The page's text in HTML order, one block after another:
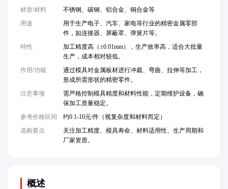
概述
材质/材料
不锈钢、碳钢、铝合金、铜合金等
用途
用于生产电子、汽车、家电等行业的精密金属零部
件，如连接器、屏蔽罩、弹簧片等。
特性
加工精度高（±0.01mm），生产效率高，适合大批量
生产，成本相对较低。
作用/功能
通过模具对金属板材进行冲裁、弯曲、拉伸等加工，
形成所需形状的精密零件。
注意事项
需严格控制模具精度和材料性能，定期维护设备，确
保加工质量稳定。
参考价格区间
约0.1-10元/件（视复杂度和材料而定）
选购要点
关注加工精度、模具寿命、材料适用性、生产周期和
厂家资质。